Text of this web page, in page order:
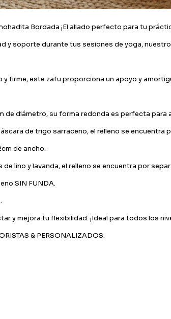
Bordada ¡El aliado perfecto para tu
y soporte durante tus sesiones de yoga,
y firme, este zafu proporciona un apoyo y
de diámetro, su forma redonda es perfecta
de trigo sarraceno, el relleno se encuentra
de ancho.
lino y lavanda, el relleno se encuentra por
SIN FUNDA.
y mejora tu flexibilidad. ¡Ideal para todos los
& PERSONALIZADOS.